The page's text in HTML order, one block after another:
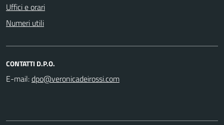
Uffici e orari
Numeri utili
CONTATTI D.P.O.
E-mail: